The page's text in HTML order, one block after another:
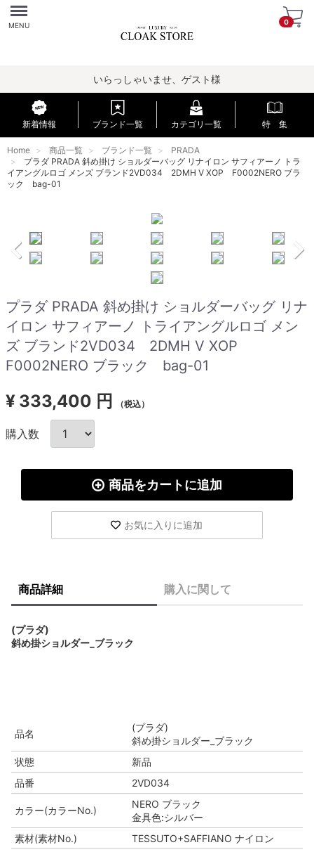
Menu
MENU 0
いらっしゃいませ、ゲスト様
新着情報 ブランド一覧 カテゴリ一覧 特 集
Home 商品一覧 ブランド一覧
PRADA
プラダ PRADA 斜め掛け ショルダーバッグ リナイロン サフィアーノ トラ
イアングルロゴ メンズ ブランド2VD034 2DMH V XOP F0002NERO ブラ
ック bag-01
プラダ PRADA 斜め掛け ショルダーバッグ リナ
イロン サフィアーノ トライアングルロゴ メン
ズ ブランド2VD034 2DMH V XOP
F0002NERO ブラック bag-01
¥ 333,400 円 （税込）
購入数
商品をカートに追加
お気に入りに追加
商品詳細 購入に関して
(プラダ)
斜め掛ショルダー_ブラック
品名
(プラダ)
斜め掛ショルダー_ブラック
状態
新品
品番
2VD034
カラー(カラーNo.)
NERO ブラック
金具色:シルバー
素材(素材No.)
TESSUTO+SAFFIANO ナイロン